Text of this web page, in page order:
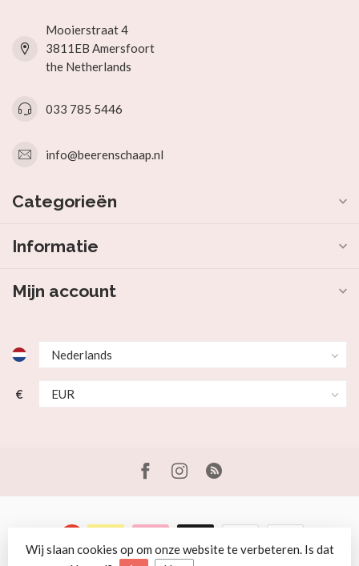
Mooierstraat 4
3811EB Amersfoort
the Netherlands
033 785 5446
info@beerenschaap.nl
Categorieën
Informatie
Mijn account
€
Wij slaan cookies op om onze website te verbeteren. Is dat